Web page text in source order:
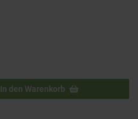
In den Warenkorb